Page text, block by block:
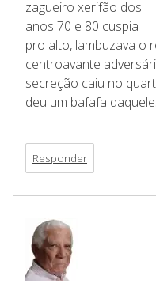
zagueiro xerifão dos
anos 70 e 80 cuspia
pro alto, lambuzava o
centroavante
secreção caiu no
deu um bafafa
Responder